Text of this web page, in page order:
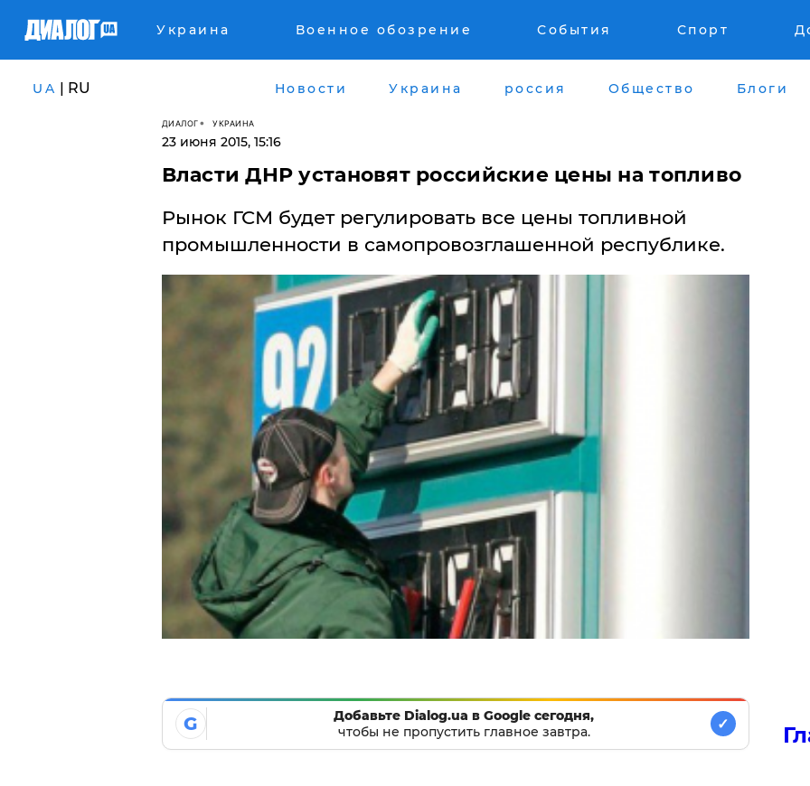
Украина Военное обозрение События Спорт
UA | RU Новости Украина россия Общество Блоги
ДИАЛОГ УКРАИНА
23 июня 2015, 15:16
Власти ДНР установят российские цены на топливо
Рынок ГСМ будет регулировать все цены топливной
промышленности в самопровозглашенной республике.
G
Добавьте Dialog.ua в Google сегодня,
чтобы не пропустить главное завтра.
✓